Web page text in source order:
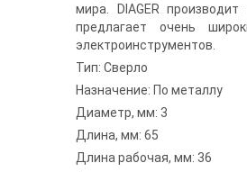
мира. DIAGER
предлагает очень
электроинструментов.
Тип: Сверло
Назначение: По металлу
Диаметр, мм: 3
Длина, мм: 65
Длина рабочая, мм: 36